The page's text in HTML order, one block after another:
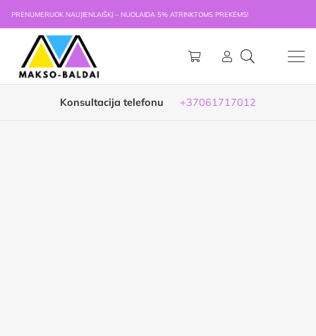
PRENUMERUOK NAUJIENLAIŠKĮ – NUOLAIDA 5% ATRINKTOMS PREKĖMS!
Konsultacija telefonu +37061717012